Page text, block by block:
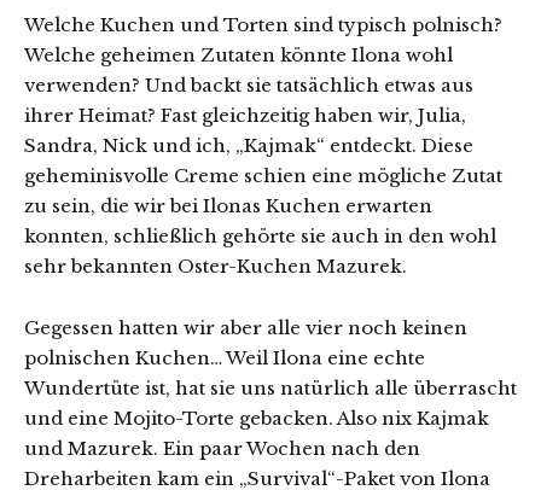
Welche Kuchen und Torten sind typisch polnisch?
Welche geheimen Zutaten könnte Ilona wohl
verwenden? Und backt sie tatsächlich etwas aus
ihrer Heimat? Fast gleichzeitig haben wir, Julia,
Sandra, Nick und ich, „Kajmak“ entdeckt. Diese
geheminisvolle Creme schien eine mögliche Zutat
zu sein, die wir bei Ilonas Kuchen erwarten
konnten, schließlich gehörte sie auch in den wohl
sehr bekannten Oster-Kuchen Mazurek.
Gegessen hatten wir aber alle vier noch keinen
polnischen Kuchen… Weil Ilona eine echte
Wundertüte ist, hat sie uns natürlich alle überrascht
und eine Mojito-Torte gebacken. Also nix Kajmak
und Mazurek. Ein paar Wochen nach den
Dreharbeiten kam ein „Survival“-Paket von Ilona